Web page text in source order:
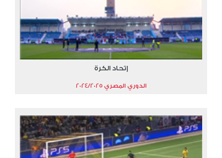
إتحاد الكرة
الدوري المصري 2024/2025